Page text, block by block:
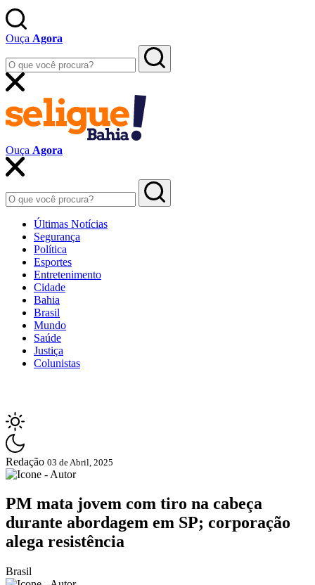
Ouça Agora
Ouça Agora
Últimas Notícias
Segurança
Política
Esportes
Entretenimento
Cidade
Bahia
Brasil
Mundo
Saúde
Justiça
Colunistas
Redação 03 de Abril, 2025
PM mata jovem com tiro na cabeça
durante abordagem em SP; corporação
alega resistência
Brasil